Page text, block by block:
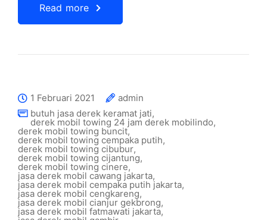
Read more
1 Februari 2021
admin
butuh jasa derek keramat jati,
derek mobil towing 24 jam derek mobilindo,
derek mobil towing buncit,
derek mobil towing cempaka putih,
derek mobil towing cibubur,
derek mobil towing cijantung,
derek mobil towing cinere,
jasa derek mobil cawang jakarta,
jasa derek mobil cempaka putih jakarta,
jasa derek mobil cengkareng,
jasa derek mobil cianjur gekbrong,
jasa derek mobil fatmawati jakarta,